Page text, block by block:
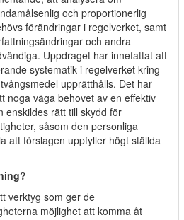
och proportionerlig
förändringar i regelverket, samt
och andra
Uppdraget har innefattat att
systematik i regelverket kring
upprätthålls. Det har
noga väga behovet av en effektiv
enskildes rätt till skydd för
såsom den personliga
att förslagen uppfyller högt ställda
verktyg som ger de
möjlighet att komma åt